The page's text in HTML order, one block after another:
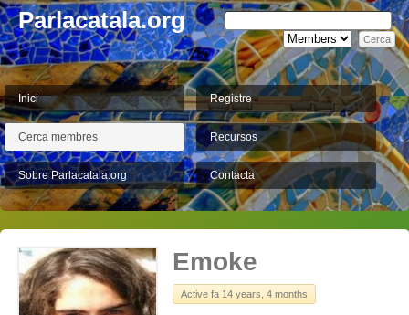
Parlacatala.org
Inici Registre
Cerca membres Recursos
Sobre Parlacatala.org Contacta
Emoke
Active fa 14 years, 4 months